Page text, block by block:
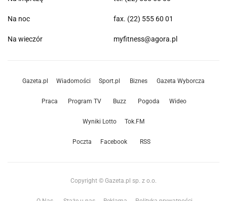
Na noc
Na wieczór
fax. (22) 555 60 01
myfitness@agora.pl
Gazeta.pl Wiadomości Sport.pl Biznes Gazeta Wyborcza
Praca Program TV Buzz Pogoda Wideo
Wyniki Lotto Tok.FM
Poczta Facebook RSS
Copyright © Gazeta.pl sp. z o.o.